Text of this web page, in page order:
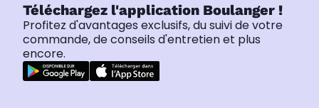
Téléchargez l'application Boulanger !
Profitez d'avantages exclusifs, du suivi de votre
commande, de conseils d'entretien et plus
encore.